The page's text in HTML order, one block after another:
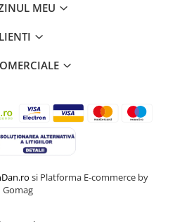
MEU
si Platforma E-commerce by
Gomag